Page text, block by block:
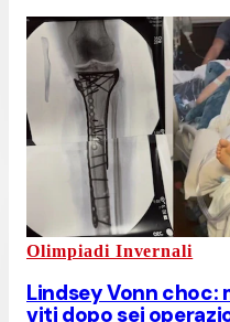
Olimpiadi Invernali
Lindsey Vonn choc:
viti dopo sei